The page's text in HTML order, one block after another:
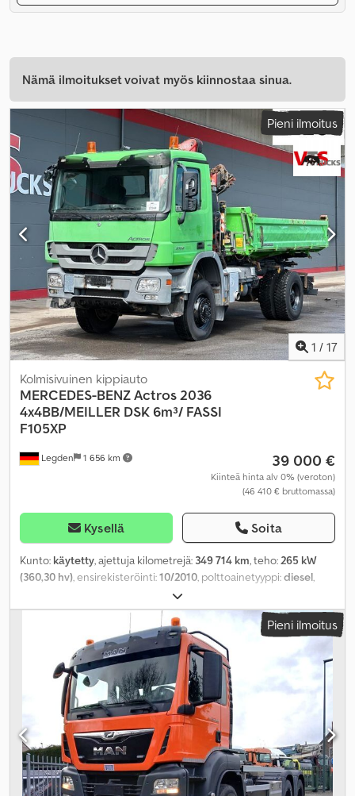
Nämä ilmoitukset voivat myös kiinnostaa sinua.
Pieni ilmoitus
1 / 17
Legden 1 656 km
Kolmisivuinen kippiauto
MERCEDES-BENZActros 2036
4x4BB/MEILLER DSK 6m³/ FASSI
F105XP
39 000 €
Kiinteä hinta alv 0% (veroton)
(46 410 € bruttomassa)
Kysellä Soita
Kunto: käytetty, ajettuja kilometrejä: 349 714 km, teho: 265 kW
(360,30 hv) , ensirekisteröinti:10/2010 , polttoainetyyppi:diesel
, akselikokoonpano:
vihreä, vaihteistotyyppi:puoliautomaattinen, päästöluokka:Euro
2 550 mm, kokonaiskorkeus: 3 600 mm,
kuormatilan tilavuus:6 m³ , kuormatilan pituus:
, lastitilan
2 420 mm, kuormatilan korkeus: 600 mm
, Valmistusvuosi:
, Varusteet:ABS, ilmastointi, neliveto, noesuodatin, nosturi
Pieni ilmoitus